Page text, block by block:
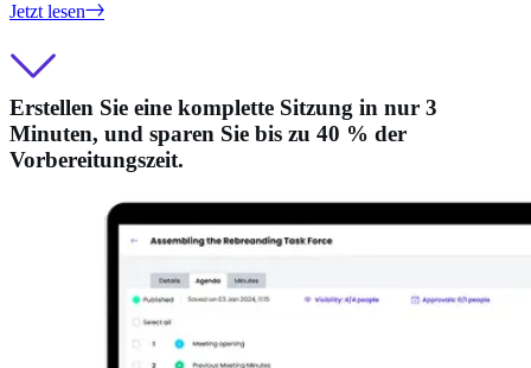
Jetzt lesen
Erstellen Sie eine komplette Sitzung in nur 3
Minuten, und sparen Sie bis zu 40 % der
Vorbereitungszeit.